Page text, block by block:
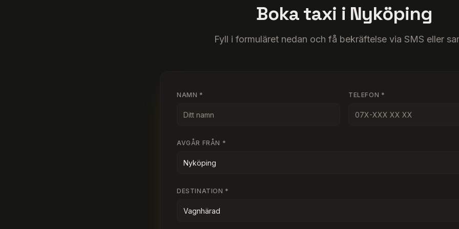
Boka taxi i Nyköping
Fyll i formuläret nedan och få bekräftelse via SMS eller
NAMN * TELEFON *
AVGÅR FRÅN *
DESTINATION *